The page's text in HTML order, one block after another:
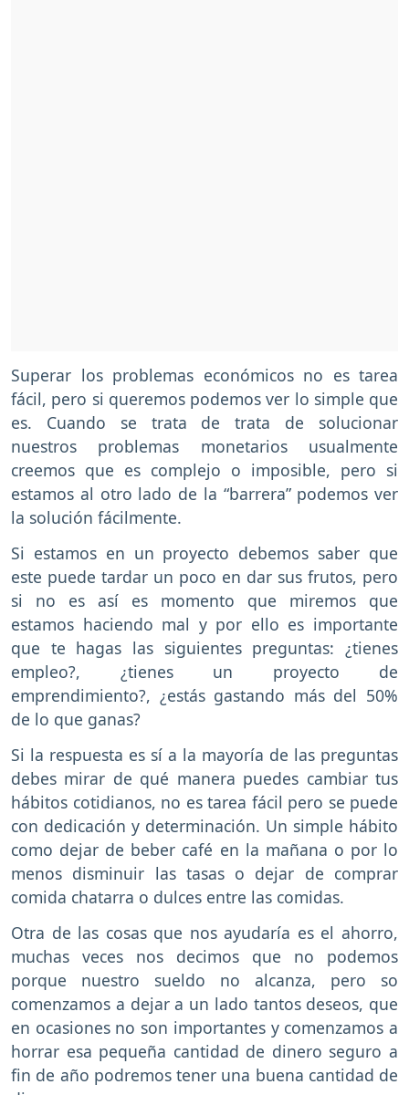
Superar los problemas económicos no es tarea
fácil, pero si queremos podemos ver lo simple que
es. Cuando se trata de trata de solucionar
nuestros problemas monetarios usualmente
creemos que es complejo o imposible, pero si
estamos al otro lado de la “barrera” podemos ver
la solución fácilmente.
Si estamos en un proyecto debemos saber que
este puede tardar un poco en dar sus frutos, pero
si no es así es momento que miremos que
estamos haciendo mal y por ello es importante
que te hagas las siguientes preguntas: ¿tienes
empleo?, ¿tienes un proyecto de
emprendimiento?, ¿estás gastando más del 50%
de lo que ganas?
Si la respuesta es sí a la mayoría de las preguntas
debes mirar de qué manera puedes cambiar tus
hábitos cotidianos, no es tarea fácil pero se puede
con dedicación y determinación. Un simple hábito
como dejar de beber café en la mañana o por lo
menos disminuir las tasas o dejar de comprar
comida chatarra o dulces entre las comidas.
Otra de las cosas que nos ayudaría es el ahorro,
muchas veces nos decimos que no podemos
porque nuestro sueldo no alcanza, pero so
comenzamos a dejar a un lado tantos deseos, que
en ocasiones no son importantes y comenzamos a
horrar esa pequeña cantidad de dinero seguro a
fin de año podremos tener una buena cantidad de